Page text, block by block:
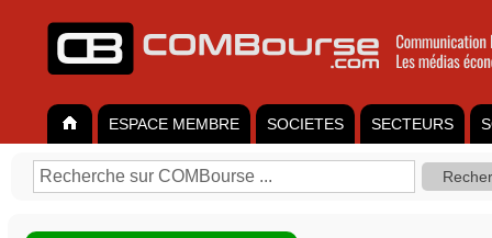
ESPACE MEMBRE SOCIETES SECTEURS